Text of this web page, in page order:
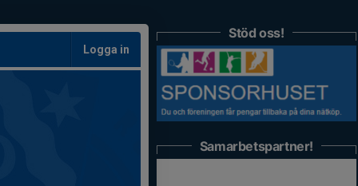
Logga in
Stöd oss!
Samarbetspartner!